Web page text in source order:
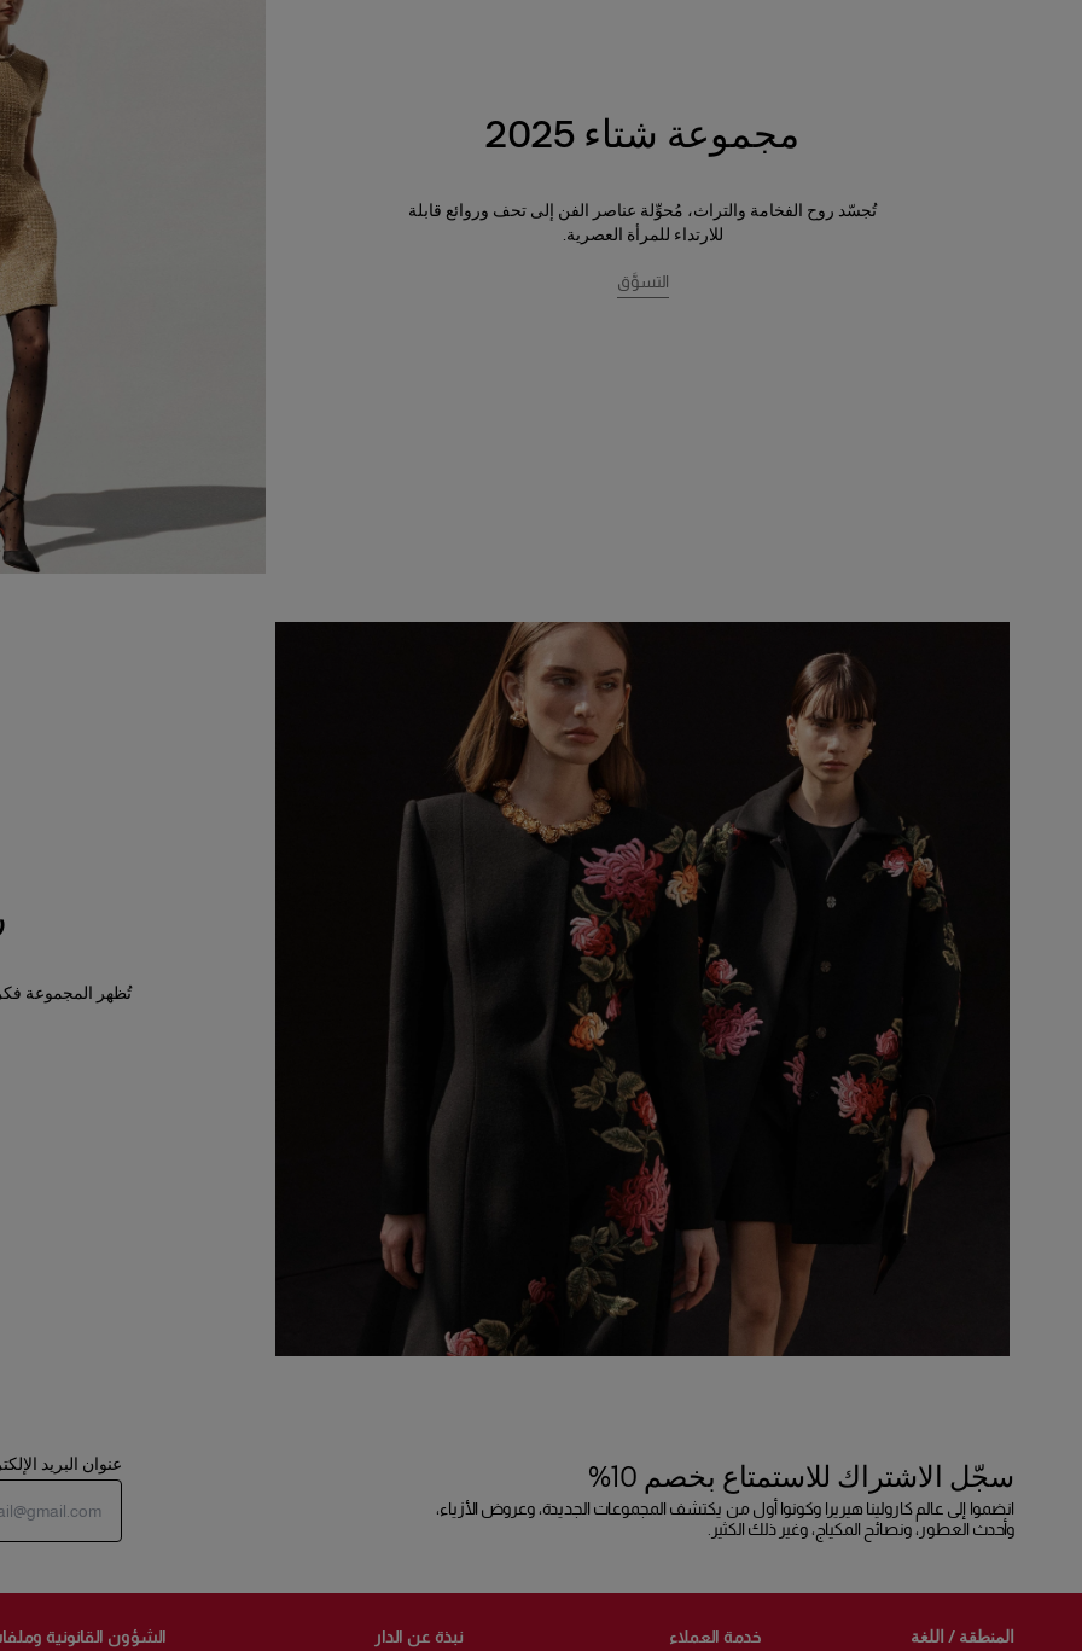
مجموعة شتاء 2025
تُجسّد روح الفخامة والتراث، مُحوِّلة عناصر الفن إلى تحف وروائع قابلة
للارتداء للمرأة العصرية.
التسوَّق
تُظهر المجموعة
سجّل الاشتراك للاستمتاع بخصم 10%
انضموا إلى عالم كارولينا هيريرا وكونوا أول من يكتشف المجموعات الجديدة، وعروض الأزياء،
وأحدث العطور، ونصائح المكياج، وغير ذلك الكثير.
عنوان البريد
المنطقة / اللغة خدمة العملاء نبذة عن الدار الشؤون القانونية